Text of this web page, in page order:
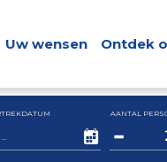
Uw wensen Ontdek
AANTAL